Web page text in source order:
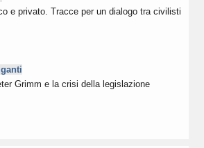
e privato. Tracce per un dialogo tra civilisti
Grimm e la crisi della legislazione